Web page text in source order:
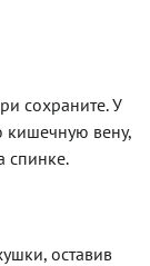
сохраните. У
кишечную вену,
спинке.
оставив